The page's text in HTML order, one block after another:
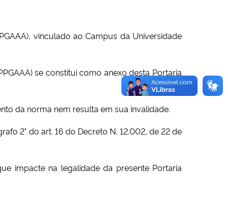
vinculado ao Campus da Universidade
se constitui como anexo desta Portaria
da norma nem resulta em sua invalidade.
2° do art. 16 do Decreto N. 12.002, de 22 de
impacte na legalidade da presente Portaria